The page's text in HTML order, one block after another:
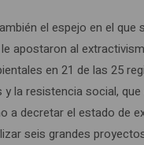
el espejo en el que
apostaron al
en 21 de las 25
y la resistencia social,
a decretar el estado de
seis grandes